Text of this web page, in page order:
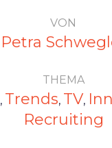
VON
Petra
THEMA
, Trends, TV,
Recruiting